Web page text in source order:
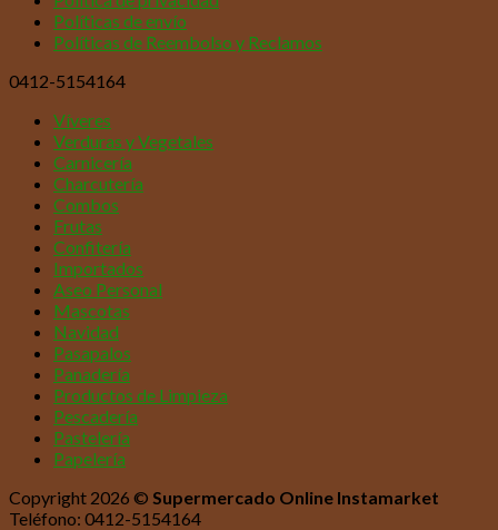
Políticas de envío
Políticas de Reembolso y Reclamos
0412-5154164
Víveres
Verduras y Vegetales
Carnicería
Charcutería
Combos
Frutas
Confitería
Importados
Aseo Personal
Mascotas
Navidad
Pasapalos
Panadería
Productos de Limpieza
Pescadería
Pastelería
Papelería
Copyright 2026 © Supermercado Online Instamarket
Teléfono: 0412-5154164